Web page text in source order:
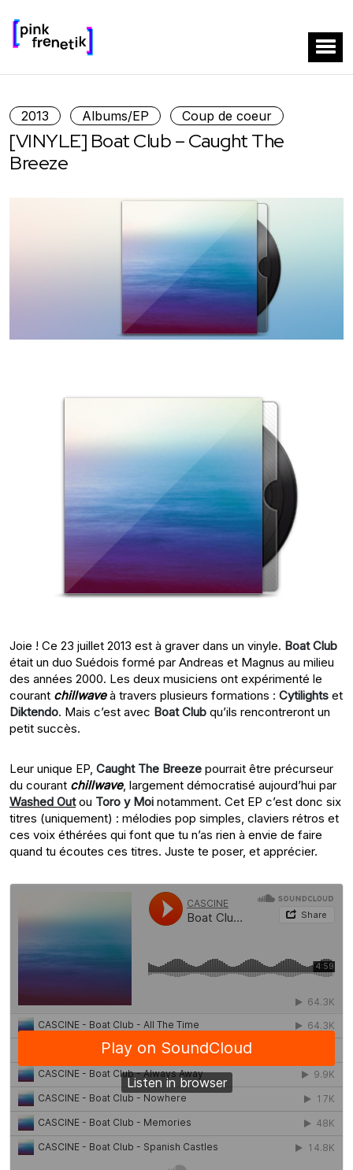
2013 Albums/EP Coup de coeur
[VINYLE] Boat Club – Caught The
Breeze
Joie ! Ce 23 juillet 2013 est à graver dans un vinyle. Boat Club
était un duo Suédois formé par Andreas et Magnus au milieu
des années 2000. Les deux musiciens ont expérimenté le
courant chillwaveà travers plusieurs formations : Cytilights et
Diktendo. Mais c’est avec Boat Club qu’ils rencontreront un
petit succès.
Leur unique EP, Caught The Breeze pourrait être précurseur
du courant chillwave, largement démocratisé aujourd’hui par
Washed Outou Toro y Moi notamment. Cet EP c’est donc six
titres (uniquement) : mélodies pop simples, claviers rétros et
ces voix éthérées qui font que tu n’as rien à envie de faire
quand tu écoutes ces titres. Juste te poser, et apprécier.